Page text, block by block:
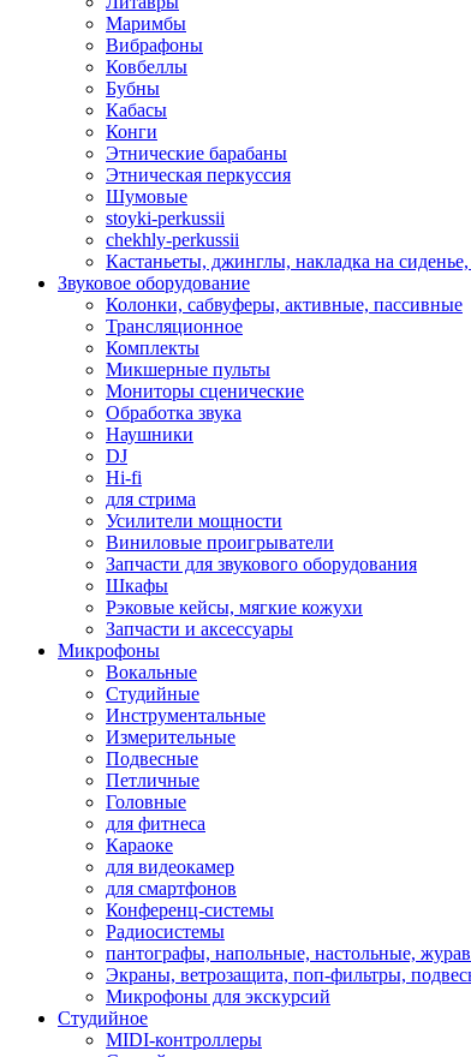
Маримбы
Вибрафоны
Ковбеллы
Бубны
Кабасы
Конги
Этнические барабаны
Этническая перкуссия
Шумовые
stoyki-perkussii
chekhly-perkussii
Кастаньеты, джинглы, накладка на
Звуковое оборудование
Колонки, сабвуферы, активные, пассивные
Трансляционное
Комплекты
Микшерные пульты
Мониторы сценические
Обработка звука
Наушники
DJ
Hi-fi
для стрима
Усилители мощности
Виниловые проигрыватели
Запчасти для звукового оборудования
Шкафы
Рэковые кейсы, мягкие кожухи
Запчасти и аксессуары
Микрофоны
Вокальные
Студийные
Инструментальные
Измерительные
Подвесные
Петличные
Головные
для фитнеса
Караоке
для видеокамер
для смартфонов
Конференц-системы
Радиосистемы
пантографы, напольные, настольные,
Экраны, ветрозащита, поп-фильтры,
Микрофоны для экскурсий
Студийное
MIDI-контроллеры